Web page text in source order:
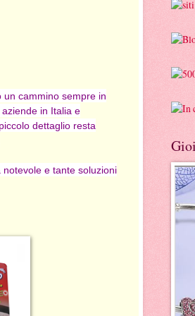
cammino sempre in
in Italia e
dettaglio resta
e tante soluzioni